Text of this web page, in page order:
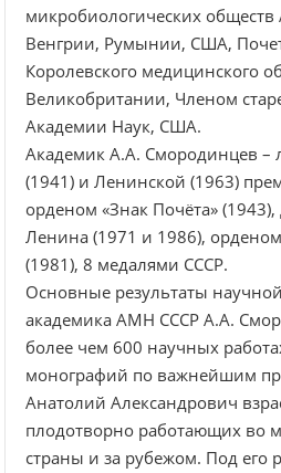
микробиологических
Венгрии, Румынии, США,
Королевского медицинского
Великобритании, Членом
Академии Наук, США.
Академик А.А. Смородинцев –
(1941) и Ленинской (1963)
орденом «Знак Почёта»
Ленина (1971 и 1986),
(1981), 8 медалями СССР.
Основные результаты
академика АМН СССР А.А.
более чем 600 научных
монографий по важнейшим
Анатолий Александрович
плодотворно работающих во
страны и за рубежом. Под его